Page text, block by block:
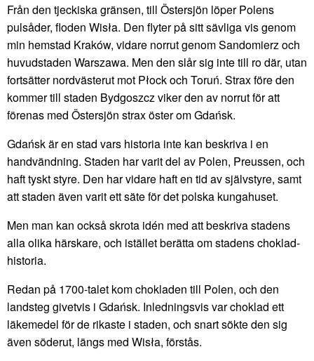
Från den tjeckiska gränsen, till Östersjön löper Polens
pulsåder, floden Wisła. Den flyter på sitt sävliga vis genom
min hemstad Kraków, vidare norrut genom Sandomierz och
huvudstaden Warszawa. Men den slår sig inte till ro där, utan
fortsätter nordvästerut mot Płock och Toruń. Strax före den
kommer till staden Bydgoszcz viker den av norrut för att
förenas med Östersjön strax öster om Gdańsk.
Gdańsk är en stad vars historia inte kan beskriva i en
handvändning. Staden har varit del av Polen, Preussen, och
haft tyskt styre. Den har vidare haft en tid av självstyre, samt
att staden även varit ett säte för det polska kungahuset.
Men man kan också skrota idén med att beskriva stadens
alla olika härskare, och istället berätta om stadens choklad-
historia.
Redan på 1700-talet kom chokladen till Polen, och den
landsteg givetvis i Gdańsk. Inledningsvis var choklad ett
läkemedel för de rikaste i staden, och snart sökte den sig
även söderut, längs med Wisła, förstås.